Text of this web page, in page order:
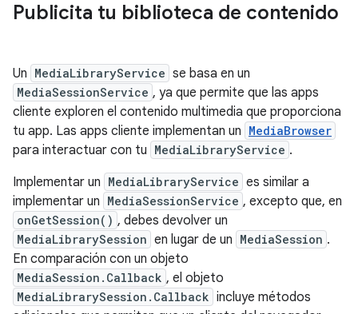
Publicita tu biblioteca de contenido
Un MediaLibraryService se basa en un
MediaSessionService , ya que permite que las apps
cliente exploren el contenido multimedia que proporciona
tu app. Las apps cliente implementan un MediaBrowser
para interactuar con tu MediaLibraryService .
Implementar un MediaLibraryService es similar a
implementar un MediaSessionService , excepto que, en
onGetSession() , debes devolver un
MediaLibrarySession en lugar de un MediaSession .
En comparación con un objeto
MediaSession.Callback , el objeto
MediaLibrarySession.Callback incluye métodos